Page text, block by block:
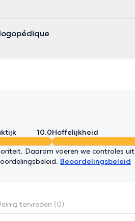
10.0Hoffelijkheid
Daarom voeren we controles uit
Beoordelingsbeleid
tervreden (0)